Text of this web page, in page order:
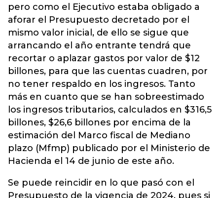
pero como el Ejecutivo estaba obligado a
aforar el Presupuesto decretado por el
mismo valor inicial, de ello se sigue que
arrancando el año entrante tendrá que
recortar o aplazar gastos por valor de $12
billones, para que las cuentas cuadren, por
no tener respaldo en los ingresos. Tanto
más en cuanto que se han sobreestimado
los ingresos tributarios, calculados en $316,5
billones, $26,6 billones por encima de la
estimación del Marco fiscal de Mediano
plazo (Mfmp) publicado por el Ministerio de
Hacienda el 14 de junio de este año.
Se puede reincidir en lo que pasó con el
Presupuesto de la vigencia de 2024, pues si